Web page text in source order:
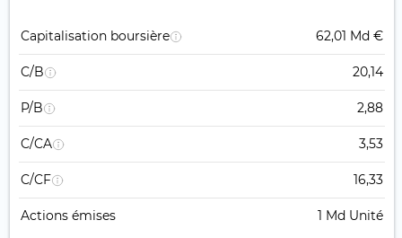
Capitalisation boursière 62,01 Md €
C/B 20,14
P/B 2,88
C/CA 3,53
C/CF 16,33
Actions émises 1 Md Unité